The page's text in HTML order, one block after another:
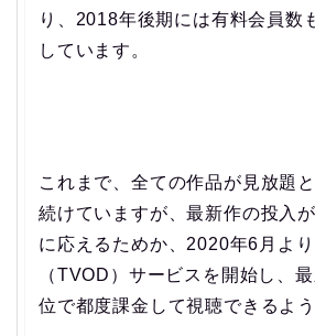
り、2018年後期には有料会員数
しています。
これまで、全ての作品が見放題
続けていますが、最新作の投入
に応えるためか、2020年6月よ
（TVOD）サービスを開始し、
位で都度課金して視聴できるよ